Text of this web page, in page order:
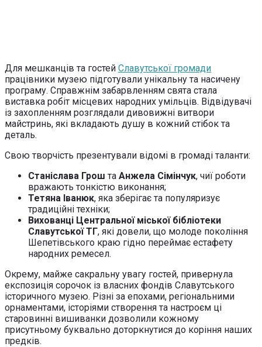
Для мешканців та гостей Славутської громади
працівники музею підготували унікальну та насичену
програму. Справжнім забарвленням свята стала
виставка робіт місцевих народних умільців. Відвідувачі
із захопленням розглядали дивовижні витвори
майстринь, які вкладають душу в кожний стібок та
деталь.
Свою творчість презентували відомі в громаді таланти:
Станіслава Грош та Анжела Сімінчук, чиї роботи
вражають тонкістю виконання;
Тетяна Іванюк, яка зберігає та популяризує
традиційні техніки;
Вихованці Центральної міської бібліотеки
Славутської ТГ, які довели, що молоде покоління
Шепетівського краю гідно переймає естафету
народних ремесел.
Окрему, майже сакральну увагу гостей, привернула
експозиція сорочок із власних фондів Славутського
історичного музею. Різні за епохами, регіональними
орнаментами, історіями створення та настроєм ці
старовинні вишиванки дозволили кожному
присутньому буквально доторкнутися до коріння наших
предків.